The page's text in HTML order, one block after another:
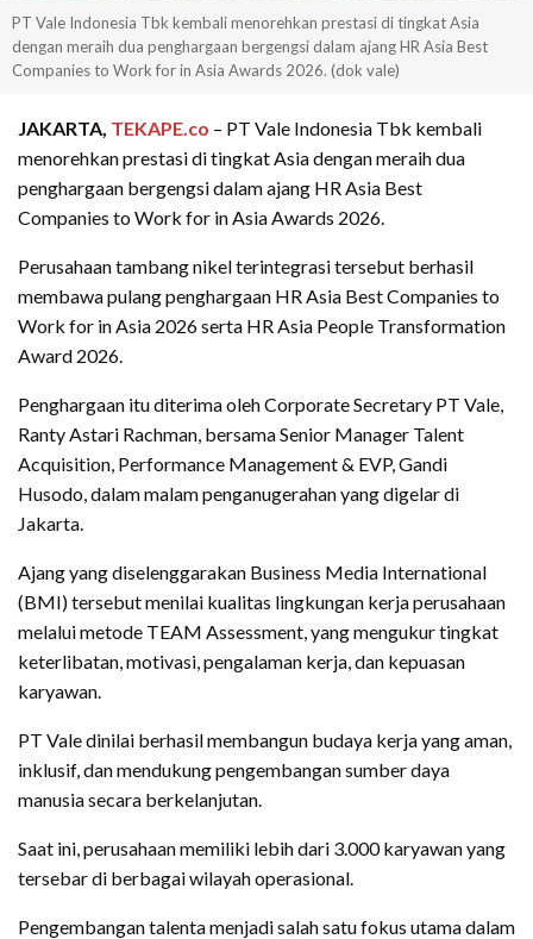
PT Vale Indonesia Tbk kembali menorehkan prestasi di tingkat Asia
dengan meraih dua penghargaan bergengsi dalam ajang HR Asia Best
Companies to Work for in Asia Awards 2026. (dok vale)
JAKARTA, TEKAPE.co – PT Vale Indonesia Tbk kembali
menorehkan prestasi di tingkat Asia dengan meraih dua
penghargaan bergengsi dalam ajang HR Asia Best
Companies to Work for in Asia Awards 2026.
Perusahaan tambang nikel terintegrasi tersebut berhasil
membawa pulang penghargaan HR Asia Best Companies to
Work for in Asia 2026 serta HR Asia People Transformation
Award 2026.
Penghargaan itu diterima oleh Corporate Secretary PT Vale,
Ranty Astari Rachman, bersama Senior Manager Talent
Acquisition, Performance Management & EVP, Gandi
Husodo, dalam malam penganugerahan yang digelar di
Jakarta.
Ajang yang diselenggarakan Business Media International
(BMI) tersebut menilai kualitas lingkungan kerja perusahaan
melalui metode TEAM Assessment, yang mengukur tingkat
keterlibatan, motivasi, pengalaman kerja, dan kepuasan
karyawan.
PT Vale dinilai berhasil membangun budaya kerja yang aman,
inklusif, dan mendukung pengembangan sumber daya
manusia secara berkelanjutan.
Saat ini, perusahaan memiliki lebih dari 3.000 karyawan yang
tersebar di berbagai wilayah operasional.
Pengembangan talenta menjadi salah satu fokus utama dalam